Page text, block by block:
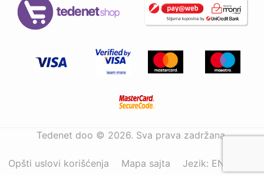
Tedenet doo © 2026. Sva prava zadržana.
Opšti uslovi korišćenja Mapa sajta Jezik: ENG